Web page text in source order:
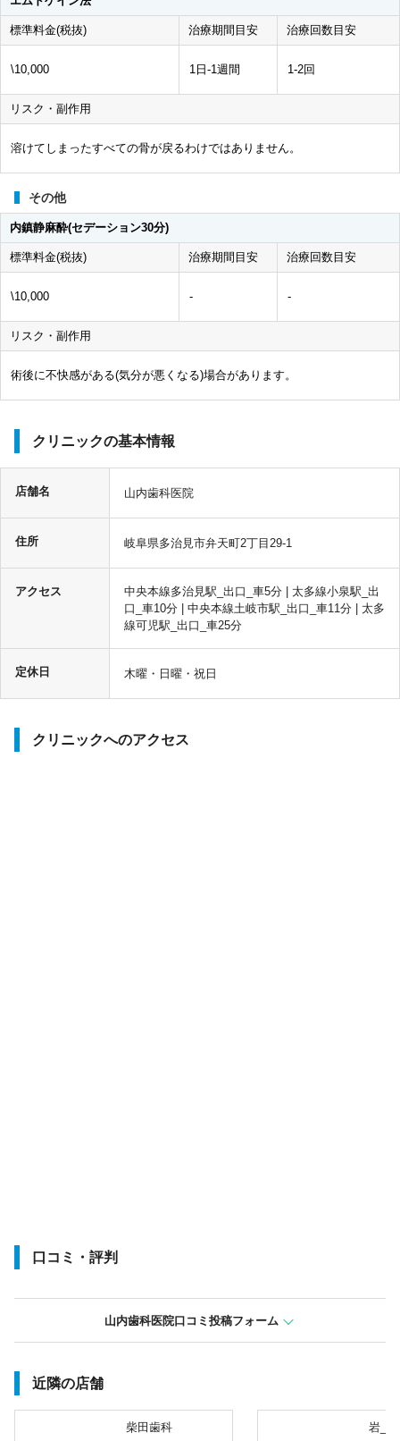
標準料金(税抜) 治療期間目安 治療回数目安
\10,000 1日-1週間 1-2回
リスク・副作用
溶けてしまったすべての骨が戻るわけではありません。
その他
内鎮静麻酔(セデーション30分)
標準料金(税抜) 治療期間目安 治療回数目安
\10,000 - -
リスク・副作用
術後に不快感がある(気分が悪くなる)場合があります。
クリニックの基本情報
店舗名 山内歯科医院
住所 岐阜県多治見市弁天町2丁目29-1
アクセス
中央本線多治見駅_出口_車5分 | 太多線小泉駅_出
口_車10分 | 中央本線土岐市駅_出口_車11分 | 太多
線可児駅_出口_車25分
定休日 木曜・日曜・祝日
クリニックへのアクセス
口コミ・評判
山内歯科医院口コミ投稿フォーム
近隣の店舗
柴田歯科 岩_